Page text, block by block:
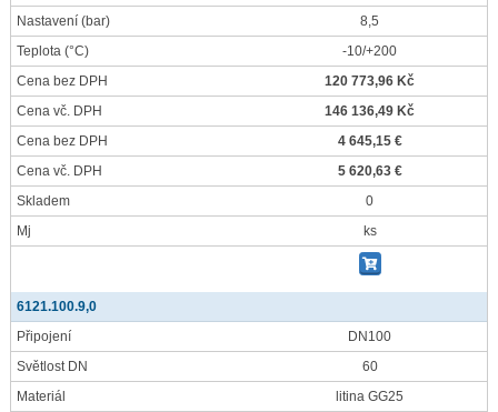
Nastavení (bar)
8,5
Teplota (°C)
-10/+200
Cena bez DPH
120 773,96 Kč
Cena vč. DPH
146 136,49 Kč
Cena bez DPH
4 645,15 €
Cena vč. DPH
5 620,63 €
Skladem
0
Mj
ks
6121.100.9,0
Připojení
DN100
Světlost DN
60
Materiál
litina GG25